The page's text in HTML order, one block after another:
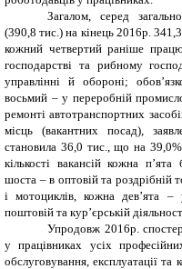
Загалом, серед
(390,8 тис.) на кінець 2016р.
кожний четвертий раніше
господарстві та рибному
управлінні й обороні; обов’
восьмий – у переробній
ремонті автотранспортних
місць (вакантних посад),
становила 36,0 тис., що на 39,0%
кількості вакансій кожна
шоста – в оптовій та роздрібній
і мотоциклів, кожна дев’ята –
поштовій та кур’єрській
Упродовж 2016р.
у працівниках усіх
обслуговування, експлуатації